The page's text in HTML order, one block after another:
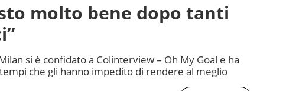
molto bene dopo tanti
si è confidato a Colinterview – Oh My Goal e ha
che gli hanno impedito di rendere al meglio